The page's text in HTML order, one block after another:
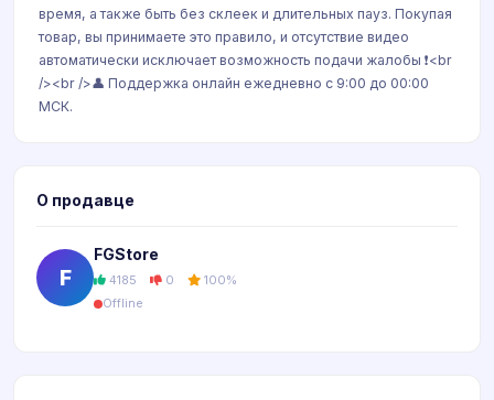
время, а также быть без склеек и длительных пауз. Покупая
товар, вы принимаете это правило, и отсутствие видео
автоматически исключает возможность подачи жалобы ❗️<br
/><br />👤 Поддержка онлайн ежедневно с 9:00 до 00:00
МСК.
О продавце
F
FGStore
4185 0 100%
Offline